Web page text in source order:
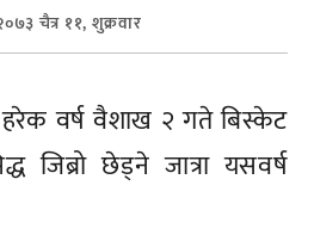
चैत्र ११, शुक्रवार
हरेक वर्ष वैशाख २ गते बिस्केट
जिब्रो छेड्ने जात्रा यसवर्ष